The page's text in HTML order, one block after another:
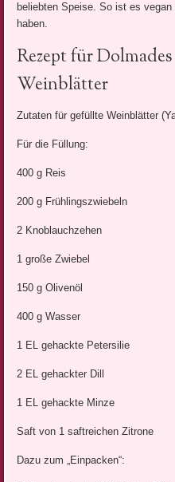
beliebten Speise. So ist es
haben.
Rezept für
Weinblätter
Zutaten für gefüllte Weinblätter
Für die Füllung:
400 g Reis
200 g Frühlingszwiebeln
2 Knoblauchzehen
1 große Zwiebel
150 g Olivenöl
400 g Wasser
1 EL gehackte Petersilie
2 EL gehackter Dill
1 EL gehackte Minze
Saft von 1 saftreichen Zitrone
Dazu zum „Einpacken“: